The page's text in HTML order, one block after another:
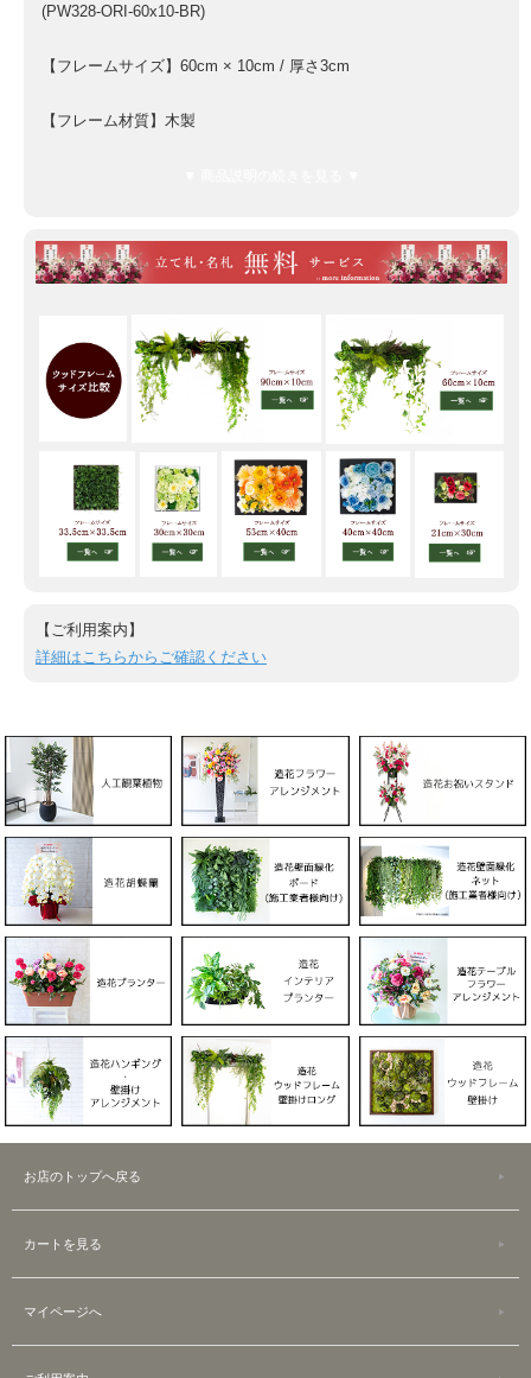
(PW328-ORI-60x10-BR)
【フレームサイズ】60cm × 10cm / 厚さ3cm
【フレーム材質】木製
【仕様】金具フック本体は商品に取り付けられていない状態での
【ご利用案内】
詳細はこちらからご確認ください
お店のトップへ戻る
カートを見る
マイページへ